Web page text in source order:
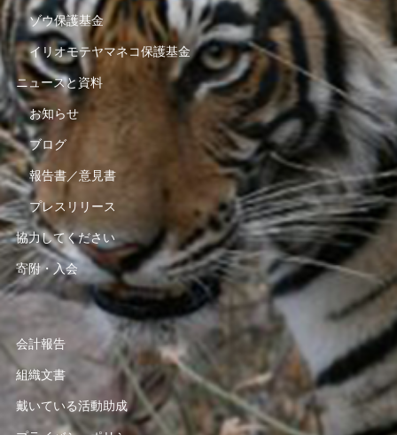
ゾウ保護基金
イリオモテヤマネコ保護基金
ニュースと資料
お知らせ
ブログ
報告書／意見書
プレスリリース
協力してください
寄附・入会
会計報告
組織文書
戴いている活動助成